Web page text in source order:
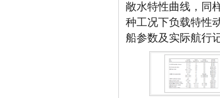
敞水特性曲线，同
种工况下负载特性
船参数及实际航行